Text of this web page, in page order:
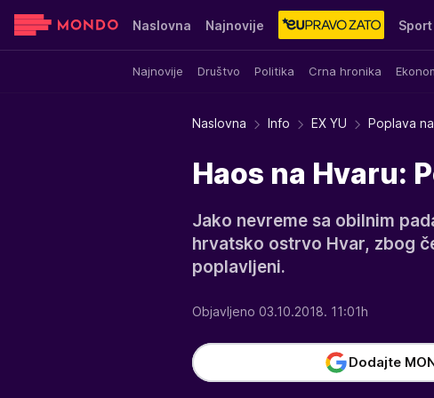
Naslovna Najnovije Sport
Najnovije Društvo Politika Crna hronika
Sensa Stvar ukusa Yumama
Naslovna Info EX YU Poplava
Haos na Hvaru:
Jako nevreme sa obilnim
hrvatsko ostrvo Hvar, zbog
poplavljeni.
Objavljeno 03.10.2018. 11:01h
Dodajte